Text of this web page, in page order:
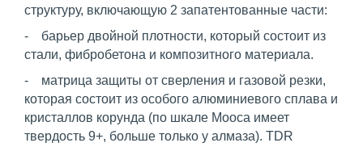
структуру, включающую 2 запатентованные части:
- барьер двойной плотности, который состоит из
стали, фибробетона и композитного материала.
- матрица защиты от сверления и газовой резки,
которая состоит из особого алюминиевого сплава и
кристаллов корунда (по шкале Мооса имеет
твердость 9+, больше только у алмаза). TDR